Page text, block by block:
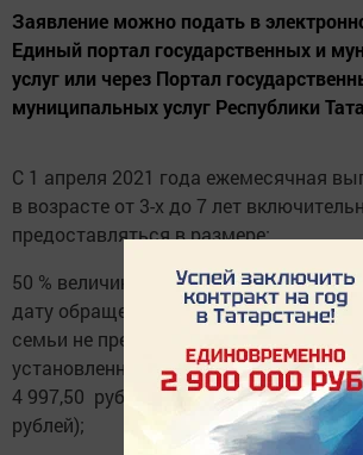
Заявление можно подать в
Единый портал государственных и
услуг или через Портал
муниципальных услуг Республики
С 1 апреля 2021 года ежемесячная
в возрасте от 3-х до 7 лет
предоставляться в размере:
50 % величины ПМ для детей,
дату обращения, если размер
семьи не превышает величину ПМ на
установленную в РТ на дату
4 997,50 рублей (ПМ ребенка на 2021
рублей);